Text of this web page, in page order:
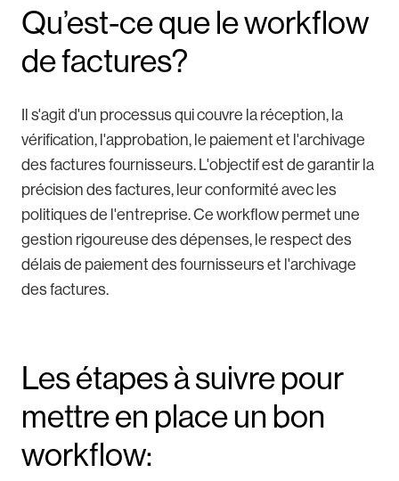
Qu’est-ce que le workflow
de factures?
Il s'agit d'un processus qui couvre la réception, la
vérification, l'approbation, le paiement et l'archivage
des factures fournisseurs. L'objectif est de garantir la
précision des factures, leur conformité avec les
politiques de l'entreprise. Ce workflow permet une
gestion rigoureuse des dépenses, le respect des
délais de paiement des fournisseurs et l'archivage
des factures.
Les étapes à suivre pour
mettre en place un bon
workflow: